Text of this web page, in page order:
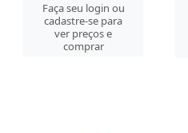
Faça seu login ou
cadastre-se para
ver preços e
comprar